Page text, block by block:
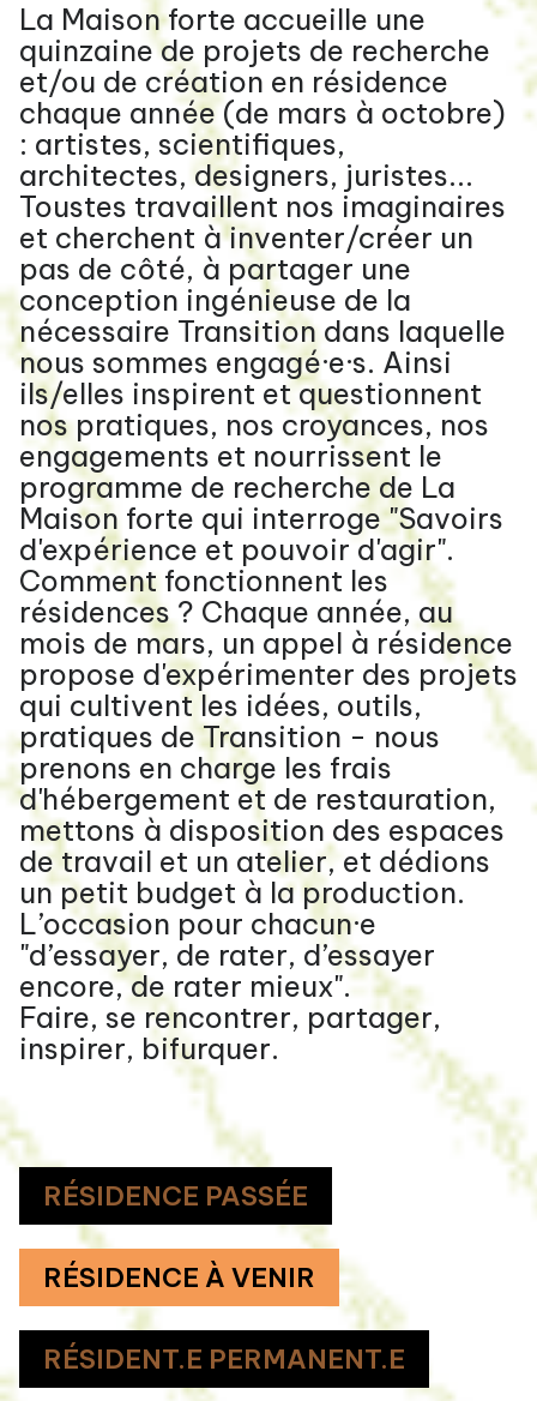
La Maison forte accueille une
quinzaine de projets de recherche
et/ou de création en résidence
chaque année (de mars à octobre)
: artistes, scientifiques,
architectes, designers, juristes...
Toustes travaillent nos imaginaires
et cherchent à inventer/créer un
pas de côté, à partager une
conception ingénieuse de la
nécessaire Transition dans laquelle
nous sommes engagé·e·s. Ainsi
ils/elles inspirent et questionnent
nos pratiques, nos croyances, nos
engagements et nourrissent le
programme de recherche de La
Maison forte qui interroge "Savoirs
d'expérience et pouvoir d'agir".
Comment fonctionnent les
résidences ? Chaque année, au
mois de mars, un appel à résidence
propose d'expérimenter des projets
qui cultivent les idées, outils,
pratiques de Transition - nous
prenons en charge les frais
d'hébergement et de restauration,
mettons à disposition des espaces
de travail et un atelier, et dédions
un petit budget à la production.
L’occasion pour chacun·e
"d’essayer, de rater, d’essayer
encore, de rater mieux".
Faire, se rencontrer, partager,
inspirer, bifurquer.
RÉSIDENCE PASSÉE
RÉSIDENCE À VENIR
RÉSIDENT.E PERMANENT.E